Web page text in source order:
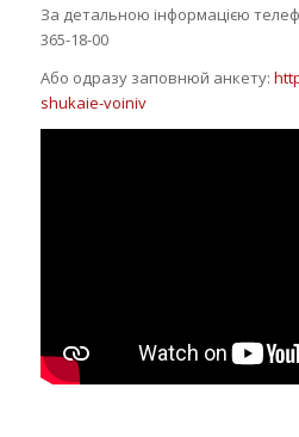
За детальною інформацією
365-18-00
Або одразу заповнюй анкету:
shukaie-voiniv